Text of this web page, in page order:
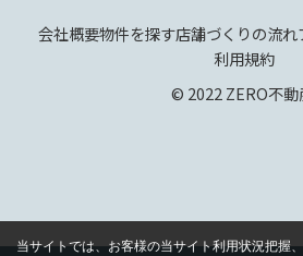
会社概要物件を探す店舗づくりの流れ
利用規約
© 2022 ZERO不動
当サイトでは、お客様の当サイト利用状況把握